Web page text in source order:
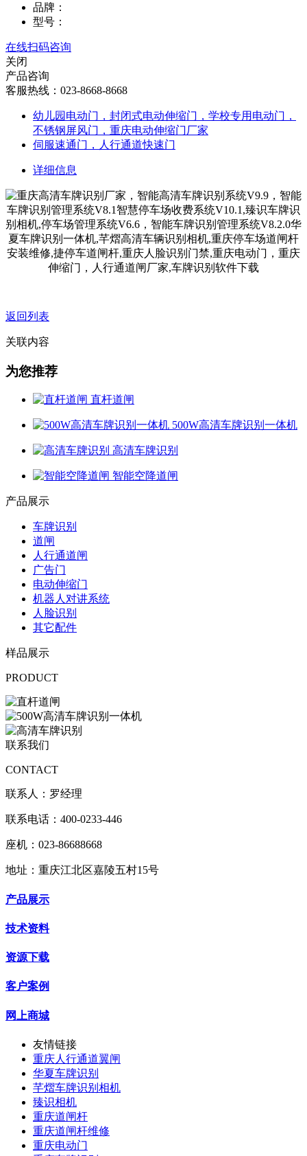
品牌：
型号：
在线扫码咨询
关闭
产品咨询
客服热线：023-8668-8668
幼儿园电动门，封闭式电动伸缩门，学校专用电动门，
不锈钢屏风门，重庆电动伸缩门厂家
伺服速通门，人行通道快速门
详细信息
返回列表
关联内容
为您推荐
直杆道闸
500W高清车牌识别一体机
高清车牌识别
智能空降道闸
产品展示
车牌识别
道闸
人行通道闸
广告门
电动伸缩门
机器人对讲系统
人脸识别
其它配件
样品展示
PRODUCT
联系我们
CONTACT
联系人：罗经理
联系电话：400-0233-446
座机：023-86688668
地址：重庆江北区嘉陵五村15号
产品展示
技术资料
资源下载
客户案例
网上商城
友情链接
重庆人行通道翼闸
华夏车牌识别
芊熠车牌识别相机
臻识相机
重庆道闸杆
重庆道闸杆维修
重庆电动门